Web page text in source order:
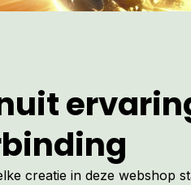
creatie in deze webshop